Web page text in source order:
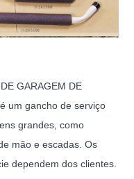
GARAGEM DE
um gancho de serviço
grandes, como
mão e escadas. Os
dependem dos clientes.